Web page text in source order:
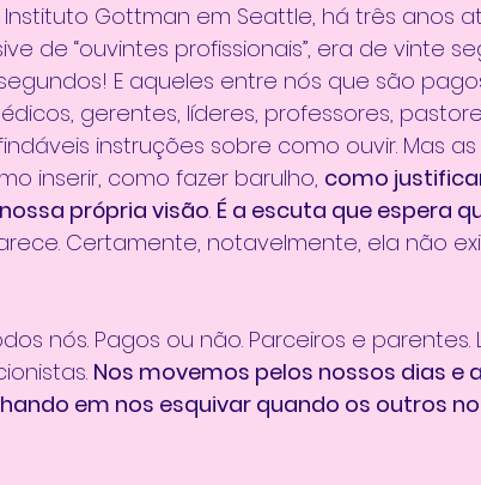
Gottman em Seattle, há três anos
de “ouvintes profissionais”, era de vinte
E aqueles entre nós que são
gerentes, líderes, professores,
instruções sobre como ouvir. Mas as
inserir, como fazer barulho, como
própria visão. É a escuta que espera
Certamente, notavelmente, ela não
nós. Pagos ou não. Parceiros e parentes.
Nos movemos pelos nossos dias e
em nos esquivar quando os outros